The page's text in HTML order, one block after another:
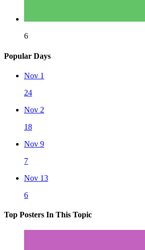
6
Popular Days
Nov 1
24
Nov 2
18
Nov 9
7
Nov 13
6
Top Posters In This Topic